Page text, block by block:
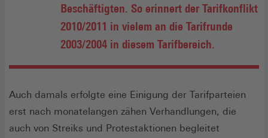
Beschäftigten. So erinnert der Tarifkonflikt
2010/2011 in vielem an die Tarifrunde
2003/2004 in diesem Tarifbereich.
Auch damals erfolgte eine Einigung der Tarifparteien
erst nach monatelangen zähen Verhandlungen, die
auch von Streiks und Protestaktionen begleitet